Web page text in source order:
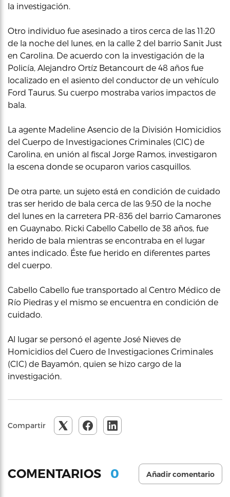
la investigación.
Otro individuo fue asesinado a tiros cerca de las 11:20
de la noche del lunes, en la calle 2 del barrio Sanit Just
en Carolina. De acuerdo con la investigación de la
Policía, Alejandro Ortíz Betancourt de 48 años fue
localizado en el asiento del conductor de un vehículo
Ford Taurus. Su cuerpo mostraba varios impactos de
bala.
La agente Madeline Asencio de la División Homicidios
del Cuerpo de Investigaciones Criminales (CIC) de
Carolina, en unión al fiscal Jorge Ramos, investigaron
la escena donde se ocuparon varios casquillos.
De otra parte, un sujeto está en condición de cuidado
tras ser herido de bala cerca de las 9:50 de la noche
del lunes en la carretera PR-836 del barrio Camarones
en Guaynabo. Ricki Cabello Cabello de 38 años, fue
herido de bala mientras se encontraba en el lugar
antes indicado. Éste fue herido en diferentes partes
del cuerpo.
Cabello Cabello fue transportado al Centro Médico de
Río Piedras y el mismo se encuentra en condición de
cuidado.
Al lugar se personó el agente José Nieves de
Homicidios del Cuero de Investigaciones Criminales
(CIC) de Bayamón, quien se hizo cargo de la
investigación.
Compartir
COMENTARIOS 0 Añadir comentario